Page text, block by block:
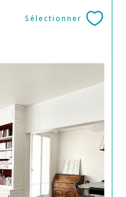
Sélectionner